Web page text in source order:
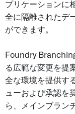
プリケーションに
全に隔離されたデ
ができます。
Foundry
る広範な変更を提
全な環境を提供す
ューおよび承認を
ら、メインブラン